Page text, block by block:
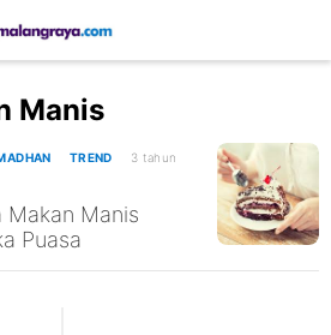
Manis
TREND
3 tahun
Makan Manis
Puasa